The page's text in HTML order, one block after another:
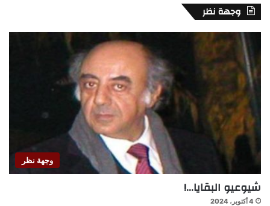
وجهة نظر
وجهة نظر
شيوعيو البقايا…!
4 أكتوبر، 2024